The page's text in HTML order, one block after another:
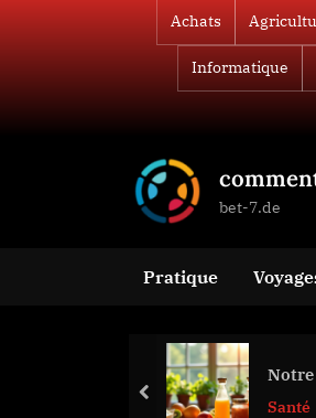
Achats
Informatique
bet-7.de
Pratique
Notre
Santé
prev